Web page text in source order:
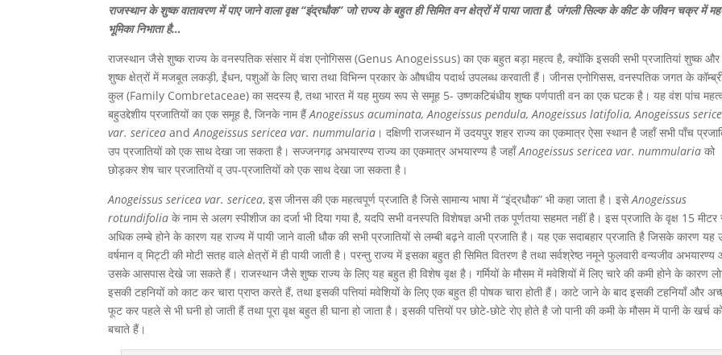
राजस्थान के शुष्क वातावरण में पाए जाने वाला वृक्ष “इंद्रधौक” जो राज्य के बहुत ही सिमित वन क्षेत्रों में पाया जाता है, जंगली सिल्क के कीट के जीवन चक्र में
भूमिका निभाता है…
राजस्थान जैसे शुष्क राज्य के वनस्पतिक संसार में वंश एनोगिसस (Genus Anogeissus) का एक बहुत बड़ा महत्व है, क्योंकि इसकी सभी प्रजातियां शुष्क और
शुष्क क्षेत्रों में मजबूत लकड़ी, ईंधन, पशुओं के लिए चारा तथा विभिन्न प्रकार के औषधीय पदार्थ उपलब्ध करवाती हैं। जीनस एनोगिसस, वनस्पतिक जगत के
कुल (Family Combretaceae) का सदस्य है, तथा भारत में यह मुख्य रूप से समूह 5- उष्णकटिबंधीय शुष्क पर्णपाती वन का एक घटक है। यह वंश पांच
बहुउद्देशीय प्रजातियों का एक समूह है, जिनके नाम हैंAnogeissus acuminata, Anogeissus pendula, Anogeissus latifolia, Anogeissus
var. sericeaand Anogeissus sericea var. nummularia । दक्षिणी राजस्थान में उदयपुर शहर राज्य का एकमात्र ऐसा स्थान है जहाँ सभी पाँच
उप प्रजातियों को एक साथ देखा जा सकता है। सज्जनगढ़ अभयारण्य राज्य का एकमात्र अभयारण्य है जहाँAnogeissus sericea var. nummularia को
छोड़कर शेष चार प्रजातियों व् उप-प्रजातियों को एक साथ देखा जा सकता है।
Anogeissus sericea var. sericea, इस जीनस की एक महत्वपूर्ण प्रजाति है जिसे सामान्य भाषा में “इंद्रधौक” भी कहा जाता है। इसेAnogeissus
rotundifolia के नाम से अलग स्पीशीज का दर्जा भी दिया गया है, यदपि सभी वनस्पति विशेषज्ञ अभी तक पूर्णतया सहमत नहीं है। इस प्रजाति के वृक्ष 15
अधिक लम्बे होने के कारण यह राज्य में पायी जाने वाली धौक की सभी प्रजातियों से लम्बी बढ़ने वाली प्रजाति है। यह एक सदाबहार प्रजाति है जिसके कारण यह
वर्षमान व् मिट्टी की मोटी सतह वाले क्षेत्रों में ही पायी जाती है। परन्तु राज्य में इसका बहुत ही सिमित वितरण है तथा सर्वश्रेष्ठ नमूने फुलवारी वन्यजीव अभयारण्य
उसके आसपास देखे जा सकते हैं। राजस्थान जैसे शुष्क राज्य के लिए यह बहुत ही विशेष वृक्ष है। गर्मियों के मौसम में मवेशियों में लिए चारे की कमी होने के कारण
इसकी टहनियों को काट कर चारा प्राप्त करते हैं, तथा इसकी पत्तियां मवेशियों के लिए एक बहुत ही पोषक चारा होती हैं। काटे जाने के बाद इसकी टहनियाँ और
फूट कर पहले से भी घनी हो जाती हैं तथा पूरा वृक्ष बहुत ही घाना हो जाता है। इसकी पत्तियों पर छोटे-छोटे रोए होते है जो पानी की कमी के मौसम में पानी के खर्च
बचाते हैं।